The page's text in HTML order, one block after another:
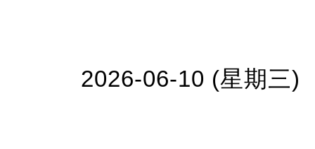
2026-06-10 (星期三)